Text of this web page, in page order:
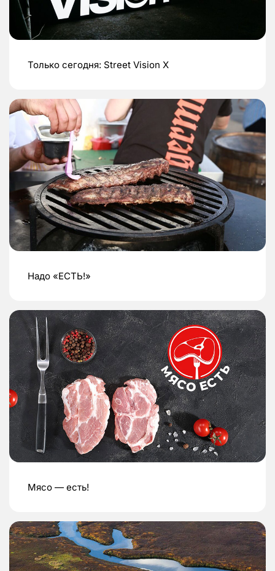
Только сегодня: Street Vision X
Надо «ЕСТЬ!»
Мясо — есть!